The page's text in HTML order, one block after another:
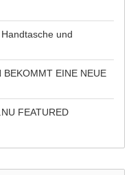
und
BEKOMMT EINE NEUE
FEATURED